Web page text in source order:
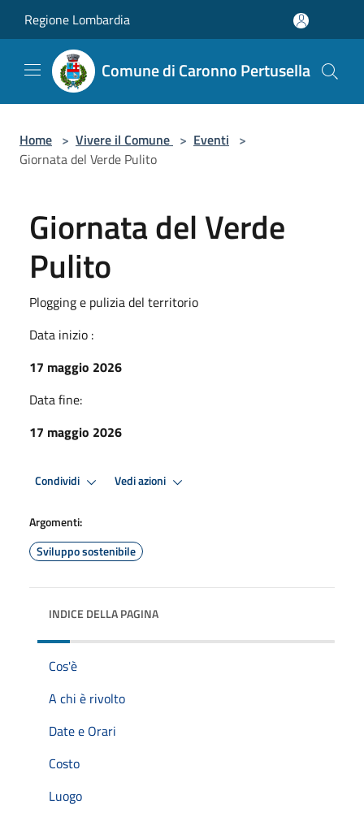
Regione Lombardia
Comune di Caronno Pertusella
Home > Vivere il Comune > Eventi >
Giornata del Verde Pulito
Giornata del Verde
Pulito
Plogging e pulizia del territorio
Data inizio :
17 maggio 2026
Data fine:
17 maggio 2026
Condividi Vedi azioni
Argomenti:
Sviluppo sostenibile
INDICE DELLA PAGINA
Cos'è
A chi è rivolto
Date e Orari
Costo
Luogo